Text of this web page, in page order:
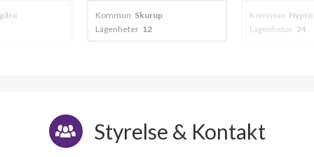
Kommun Nyproduktion
Lägenheter 24
Kommun
Lägenheter 16
Styrelse & Kontakt